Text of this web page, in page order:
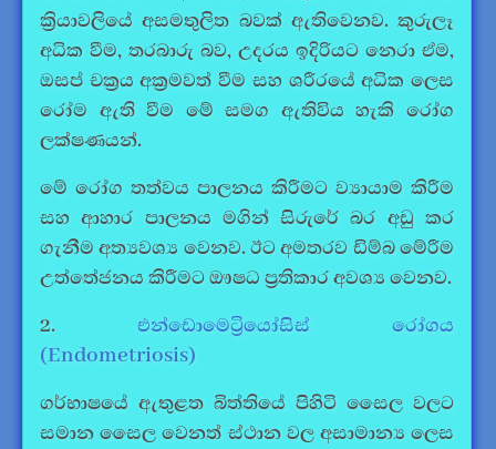
ක්‍රියාවලියේ අසමතුලිත බවක් ඇතිවෙනව. කුරුලෑ
අධික වීම, තරබාරු බව, උදරය ඉදිරියට නෙරා ඒම,
ඔසප් චක්‍රය අක්‍රමවත් වීම සහ ශරීරයේ අධික ලෙස
රෝම ඇති වීම මේ සමග ඇතිවිය හැකි රෝග
ලක්ෂණයන්.
මේ රෝග තත්වය පාලනය කිරීමට ව්‍යායාම කිරීම
සහ ආහාර පාලනය මගින් සිරුරේ බර අඩු කර
ගැනීම අත්‍යවශ්‍ය වෙනව. ඊට අමතරව ඩිම්බ මේරීම
උත්තේජනය කිරීමට ඖෂධ ප්‍රතිකාර අවශ්‍ය වෙනව.
2. එන්ඩොමෙට්‍රියෝසිස් රෝගය
(Endometriosis)
ගර්භාෂයේ ඇතුළත බිත්තියේ පිහිටි සෛල වලට
සමාන සෛල වෙනත් ස්ථාන වල අසාමාන්‍ය ලෙස